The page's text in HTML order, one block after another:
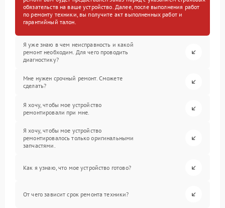
обязательств на ваше устройство. Далее, после выполнения работ
по ремонту техники, вы получите акт выполненных работ и
гарантийный талон.
Я уже знаю в чем неисправность и какой
ремонт необходим. Для чего проводить
диагностику?
Мне нужен срочный ремонт. Сможете
сделать?
Я хочу, чтобы мое устройство
ремонтировали при мне.
Я хочу, чтобы мое устройство
ремонтировалось только оригинальными
запчастями.
Как я узнаю, что мое устройство готово?
От чего зависит срок ремонта техники?